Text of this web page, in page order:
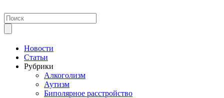
Новости
Статьи
Рубрики
Алкоголизм
Аутизм
Биполярное расстройство